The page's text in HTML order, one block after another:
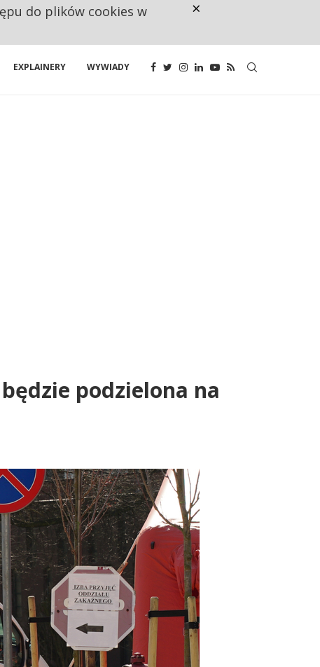
EXPLAINERY WYWIADY
podzielona na
do plików cookies w
×